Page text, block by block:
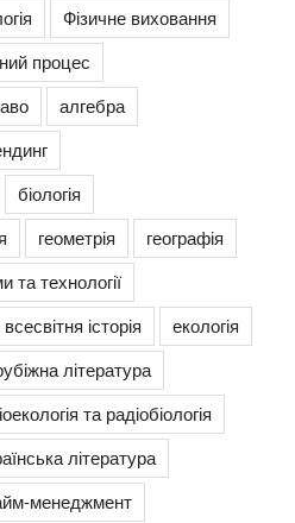
Фізичне виховання
процес
алгебра
біологія
геометрія
географія
та технології
всесвітня історія
екологія
література
та радіобіологія
література
менеджмент